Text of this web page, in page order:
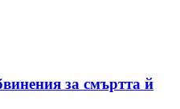
за смъртта й